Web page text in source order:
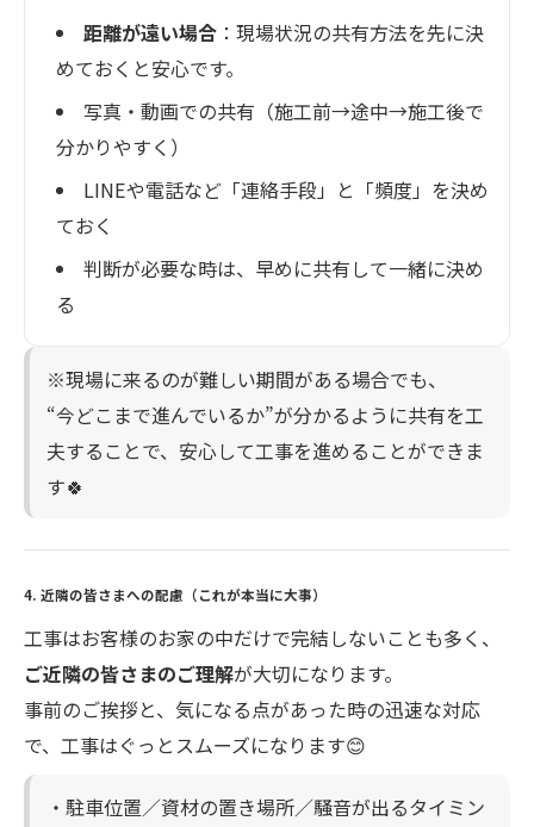
距離が遠い場合：現場状況の共有方法を先に決
めておくと安心です。
写真・動画での共有（施工前→途中→施工後で
分かりやすく）
LINEや電話など「連絡手段」と「頻度」を決め
ておく
判断が必要な時は、早めに共有して一緒に決め
る
※現場に来るのが難しい期間がある場合でも、
“今どこまで進んでいるか”が分かるように共有を工
夫することで、安心して工事を進めることができま
す🍀
4. 近隣の皆さまへの配慮（これが本当に大事）
工事はお客様のお家の中だけで完結しないことも多く、
ご近隣の皆さまのご理解が大切になります。
事前のご挨拶と、気になる点があった時の迅速な対応
で、工事はぐっとスムーズになります😊
・駐車位置／資材の置き場所／騒音が出るタイミン